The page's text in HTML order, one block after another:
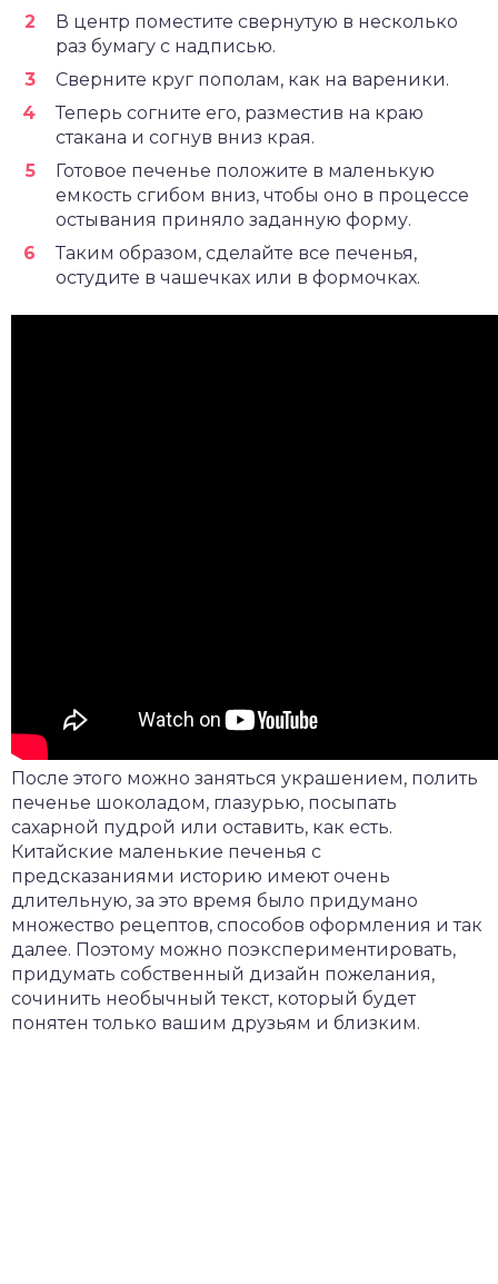
В центр поместите свернутую в несколько
раз бумагу с надписью.
Сверните круг пополам, как на вареники.
Теперь согните его, разместив на краю
стакана и согнув вниз края.
Готовое печенье положите в маленькую
емкость сгибом вниз, чтобы оно в процессе
остывания приняло заданную форму.
Таким образом, сделайте все печенья,
остудите в чашечках или в формочках.
После этого можно заняться украшением, полить
печенье шоколадом, глазурью, посыпать
сахарной пудрой или оставить, как есть.
Китайские маленькие печенья с
предсказаниями историю имеют очень
длительную, за это время было придумано
множество рецептов, способов оформления и так
далее. Поэтому можно поэкспериментировать,
придумать собственный дизайн пожелания,
сочинить необычный текст, который будет
понятен только вашим друзьям и близким.